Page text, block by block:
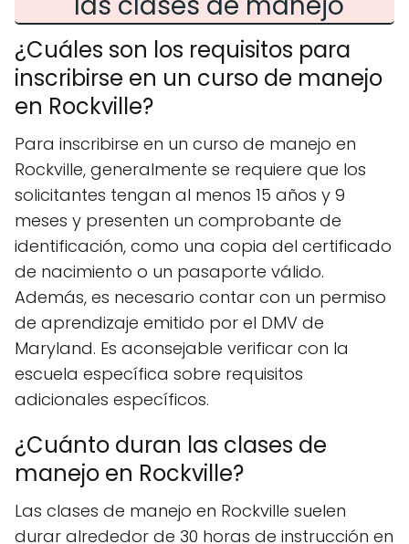
¿Cuáles son los requisitos para
inscribirse en un curso de manejo
en Rockville?
Para inscribirse en un curso de manejo en
Rockville, generalmente se requiere que los
solicitantes tengan al menos 15 años y 9
meses y presenten un comprobante de
identificación, como una copia del certificado
de nacimiento o un pasaporte válido.
Además, es necesario contar con un permiso
de aprendizaje emitido por el DMV de
Maryland. Es aconsejable verificar con la
escuela específica sobre requisitos
adicionales específicos.
¿Cuánto duran las clases de
manejo en Rockville?
Las clases de manejo en Rockville suelen
durar alrededor de 30 horas de instrucción en